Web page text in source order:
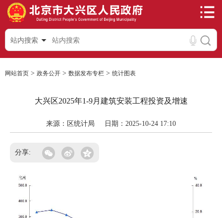
站内搜索
网站首页 > 政务公开 > 数据发布专栏 > 统计图表
大兴区2025年1-9月建筑安装工程投资及增速
来源：区统计局 日期：2025-10-24 17:10
分享: